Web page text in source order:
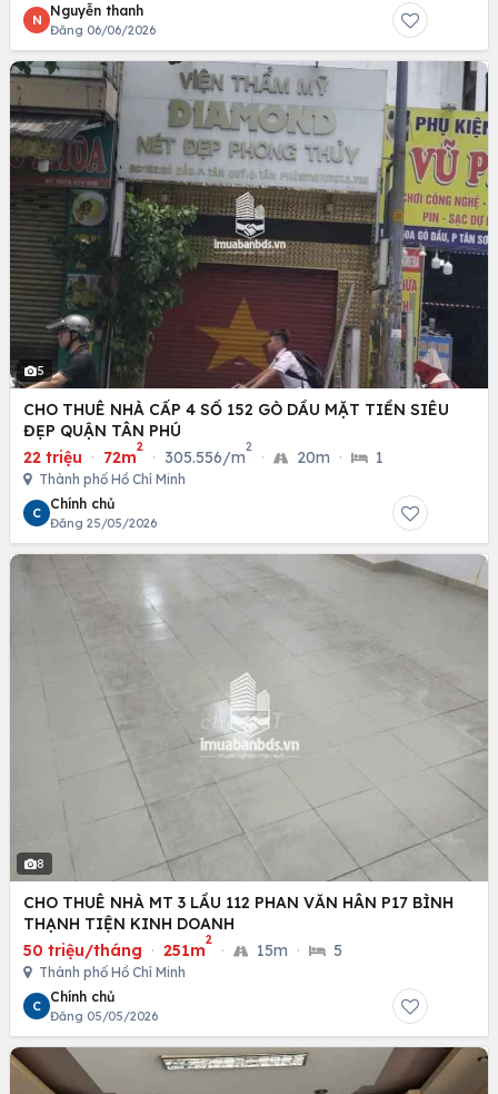
N
Nguyễn thanh
Đăng 06/06/2026
5
CHO THUÊ NHÀ CẤP 4 SỐ 152 GÒ DẦU MẶT TIỀN SIÊU
ĐẸP QUẬN TÂN PHÚ
22 triệu · 72m
2
· 305.556/m
2
· 20m · 1
Thành phố Hồ Chí Minh
C
Chính chủ
Đăng 25/05/2026
8
CHO THUÊ NHÀ MT 3 LẦU 112 PHAN VĂN HÂN P17 BÌNH
THẠNH TIỆN KINH DOANH
50 triệu/tháng · 251m
2
· 15m · 5
Thành phố Hồ Chí Minh
C
Chính chủ
Đăng 05/05/2026